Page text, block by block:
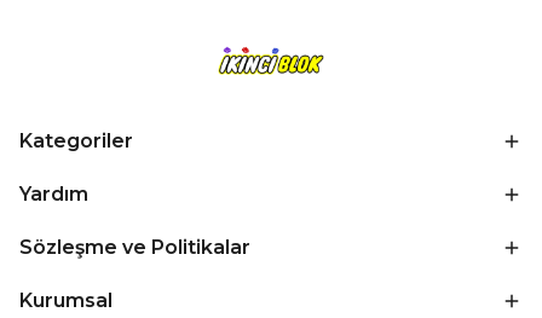
Kategoriler
Yardım
Sözleşme ve Politikalar
Kurumsal